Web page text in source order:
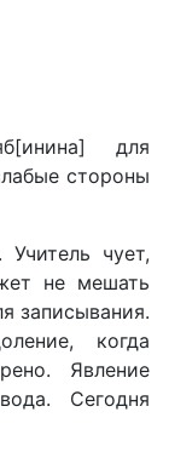
для
стороны
чует,
не мешать
записывания.
когда
Явление
Сегодня